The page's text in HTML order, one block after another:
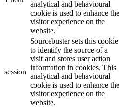
analytical and behavioural
cookie is used to enhance the
visitor experience on the
website.
session
Sourcebuster sets this cookie
to identify the source of a
visit and stores user action
information in cookies. This
analytical and behavioural
cookie is used to enhance the
visitor experience on the
website.